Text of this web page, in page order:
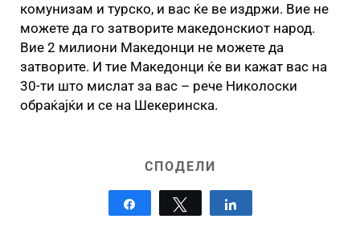
комунизам и турско, и вас ќе ве издржи. Вие не
можете да го затворите македонскиот народ.
Вие 2 милиони Македонци не можете да
затворите. И тие Македонци ќе ви кажат вас на
30-ти што мислат за вас – рече Николоски
обраќајќи и се на Шекеринска.
СПОДЕЛИ
Tweet